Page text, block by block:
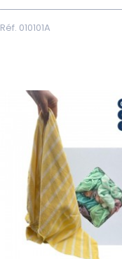
Réf. 010101A